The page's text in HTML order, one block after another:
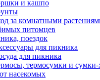
и кашпо
за комнатными
питомцев
поездок
для пикника
для пикника
термосумки и сумки-
насекомых